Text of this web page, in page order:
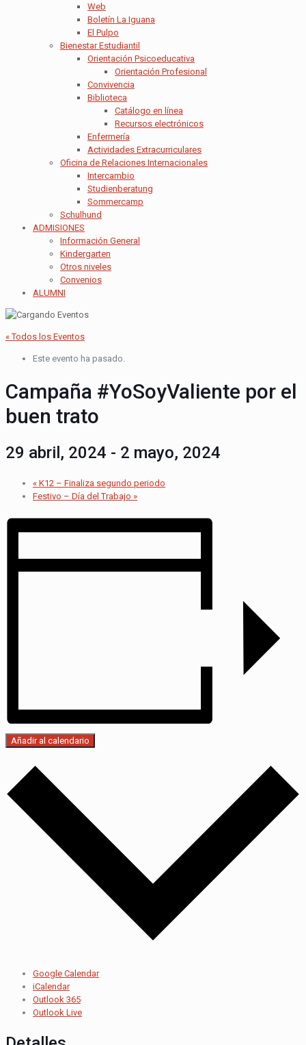
Web
Boletín La Iguana
El Pulpo
Bienestar Estudiantil
Orientación Psicoeducativa
Orientación Profesional
Convivencia
Biblioteca
Catálogo en línea
Recursos electrónicos
Enfermería
Actividades Extracurriculares
Oficina de Relaciones Internacionales
Intercambio
Studienberatung
Sommercamp
Schulhund
ADMISIONES
Información General
Kindergarten
Otros niveles
Convenios
ALUMNI
« Todos los Eventos
Este evento ha pasado.
Campaña #YoSoyValiente por el
buen trato
29 abril, 2024 - 2 mayo, 2024
« K12 – Finaliza segundo periodo
Festivo – Día del Trabajo »
Añadir al calendario
Google Calendar
iCalendar
Outlook 365
Outlook Live